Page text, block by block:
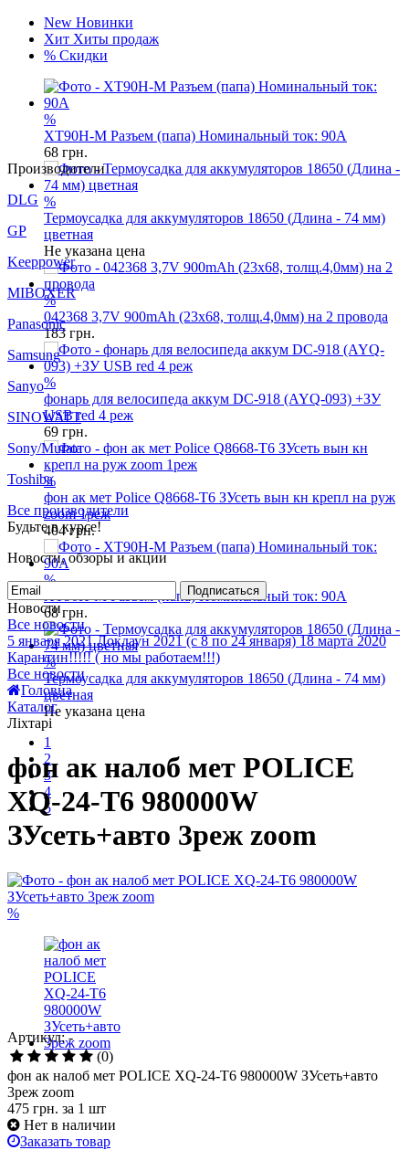
New Новинки
Хит Хиты продаж
% Скидки
%
XT90H-M Разъем (папа) Номинальный ток: 90А
68 грн.
%
Термоусадка для аккумуляторов 18650 (Длина - 74 мм)
цветная
Не указана цена
%
042368 3,7V 900mAh (23x68, толщ.4,0мм) на 2 провода
183 грн.
%
фонарь для велосипеда аккум DC-918 (AYQ-093) +ЗУ
USB red 4 реж
69 грн.
%
фон ак мет Police Q8668-T6 ЗУсеть вын кн крепл на руж
zoom 1реж
404грн.
%
XT90H-M Разъем (папа) Номинальный ток: 90А
68грн.
%
Термоусадка для аккумуляторов 18650 (Длина - 74 мм)
цветная
Не указана цена
1
2
3
4
5
Производители
Keeppower
MIBOXER
Panasonic
Samsung
SINOWATT
Sony/Murata
Toshiba
Все производители
Будьте в курсе!
Новости, обзоры и акции
Подписаться
Новости
Все новости
5 января 2021 Локдаун 2021 (с 8 по 24 января)
Карантин!!!!! ( но мы работаем!!!)
Все новости
Головна
Каталог
Ліхтарі
фон ак налоб мет POLICE
XQ-24-T6 980000W
ЗУсеть+авто 3реж zoom
Артикул: -
(0)
фон ак налоб мет POLICE XQ-24-T6 980000W ЗУсеть+авто
3реж zoom
475 грн. за 1 шт
Нет в наличии